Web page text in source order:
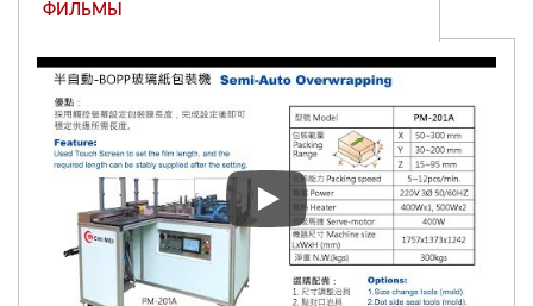
ФИЛЬМЫ
Полуавтоматическая